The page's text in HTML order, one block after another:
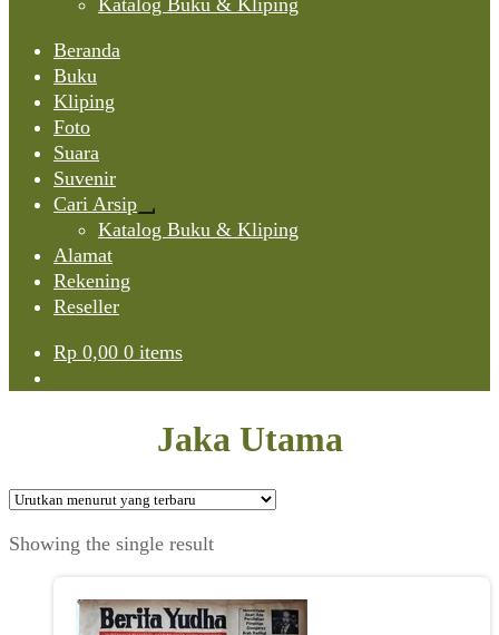
Katalog Buku & Kliping
Beranda
Buku
Kliping
Foto
Suara
Suvenir
Cari Arsip
Expand
child
Katalog Buku & Kliping
Alamat
Rekening
Reseller
Rp 0,00 0 items
Jaka Utama
Showing the single result